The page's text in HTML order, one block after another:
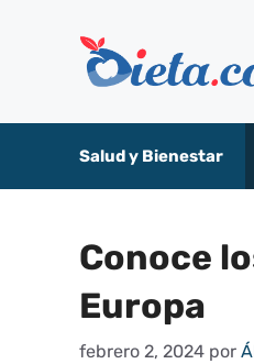
contenido
Salud y Bienestar
Conoce
Europa
febrero 2, 2024 por